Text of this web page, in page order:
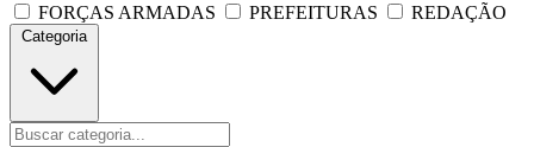
FORÇAS ARMADAS
PREFEITURAS REDAÇÃO
Categoria